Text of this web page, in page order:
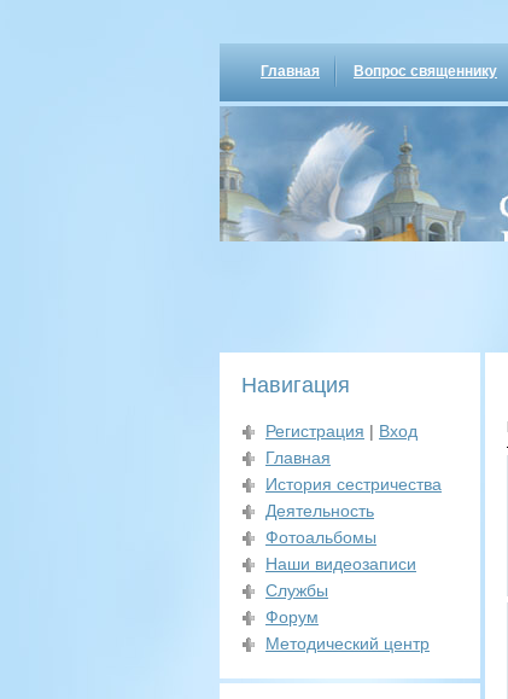
Главная Вопрос священнику
Навигация
Регистрация | Вход
Главная
История сестричества
Деятельность
Фотоальбомы
Наши видеозаписи
Службы
Форум
Методический центр